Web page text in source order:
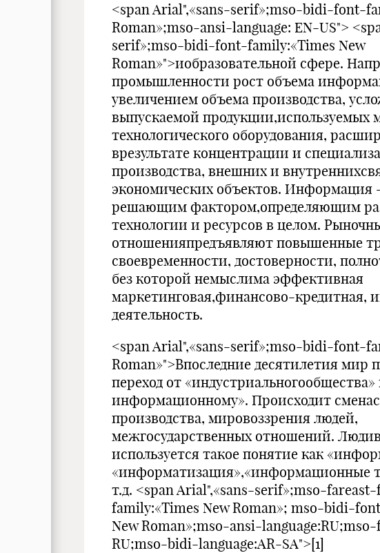
<span Arial",«sans-serif»;mso-bidi-font-
Roman»;mso-ansi-language: EN-US">
serif»;mso-bidi-font-family:«Times New
Roman»">иобразовательной сфере.
промышленности рост объема
увеличением объема производства,
выпускаемой продукции,используемых
технологического оборудования,
врезультате концентрации и
производства, внешних и
экономических объектов. Информация
решающим фактором,определяющим
технологии и ресурсов в целом.
отношенияпредъявляют повышенные
своевременности, достоверности,
без которой немыслима эффективная
маркетинговая,финансово-кредитная,
деятельность.
<span Arial",«sans-serif»;mso-bidi-font-
Roman»">Впоследние десятилетия мир
переход от
информационному». Происходит
производства, мировоззрения людей,
межгосударственных отношений.
используется такое понятие как
«информатизация»,«информационные
т.д. <span Arial",«sans-serif»;mso-
family:«Times New Roman»; mso-bidi-
New Roman»;mso-ansi-
RU;mso-bidi-language:AR-SA">[1]